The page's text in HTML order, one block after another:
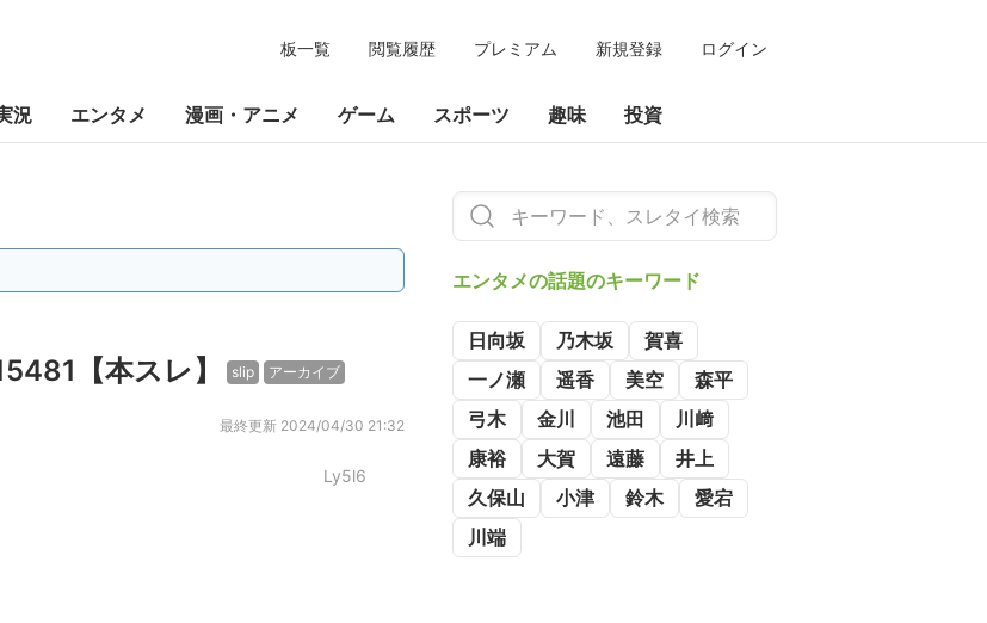
板一覧 閲覧履歴 プレミアム 新規登録 ログイン
況 エンタメ 漫画・アニメ ゲーム スポーツ 趣味 投資
【本スレ】 slip アーカイブ
最終更新 2024/04/30 21:32
Ly5l6
エンタメの話題のキーワード
日向坂 乃木坂
賀喜
一ノ瀬
遥香 美空
森平
弓木
金川 池田
川﨑
康裕
大賀 遠藤
井上
久保山
小津 鈴木
愛宕
川端